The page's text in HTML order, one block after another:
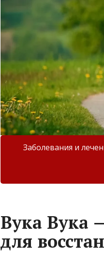
Заболевания и
Вука Вука
для